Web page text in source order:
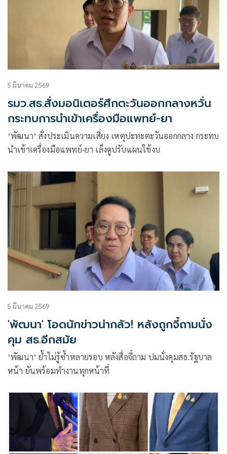
5 มีนาคม 2569
รมว.สธ.สั่งมอนิเตอร์ศึกตะวันออกกลางหวั่น
กระทบการนำเข้าเครื่องมือแพทย์-ยา
‘พัฒนา’ สั่งประเมินความเสี่ยง เหตุปะทะตะวันออกกลาง กระทบ
นำเข้าเครื่องมือแพทย์-ยา เล็งดูปรับแผนใช้งบ
5 มีนาคม 2569
'พัฒนา' โอดนักข่าวน่ากลัว! หลังถูกจี้ถามนั่ง
คุม สธ.อีกสมัย
‘พัฒนา’ ยํ้าไม่รู้ซํ้าหลายรอบ หลังสื่อจี้ถาม ปมนั่งคุมสธ.รัฐบาล
หน้า ยันพร้อมทำงานทุกหน้าที่